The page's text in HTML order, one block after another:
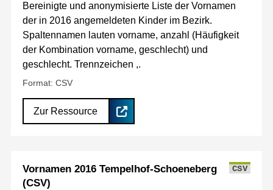
Bereinigte und anonymisierte Liste der Vornamen
der in 2016 angemeldeten Kinder im Bezirk.
Spaltennamen lauten vorname, anzahl (Häufigkeit
der Kombination vorname, geschlecht) und
geschlecht. Trennzeichen ,.
Format: CSV
Zur Ressource
Vornamen 2016 Tempelhof-Schoeneberg
(CSV)
CSV